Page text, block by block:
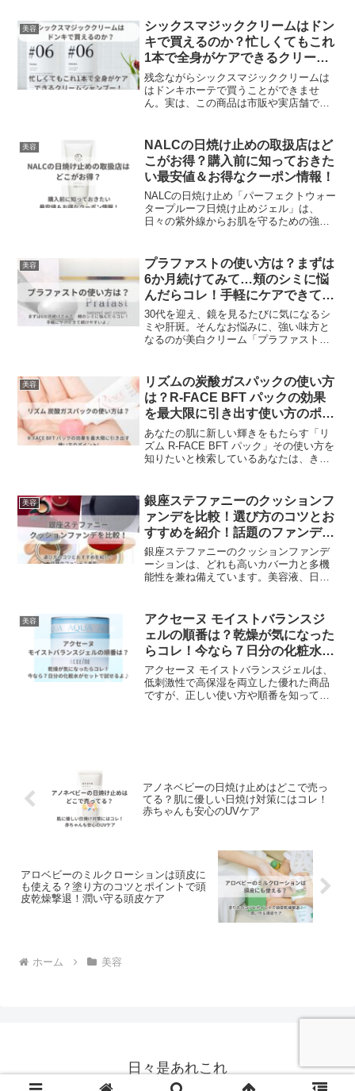
美容
シックスマジッククリームはドン
キで買えるのか？忙しくてもこれ
1本で全身がケアできるクリーム
シャンプー！
残念ながらシックスマジッククリームは
はドンキホーテで買うことができませ
ん。実は、この商品は市販や実店舗での
キホーテだけでなく、他の大型ストアや
ドラッグストアでも見つけることはでき
ません。では、どこでシックスマジック
クリームを買うことができるのでしょう
か？
美容
NALCの日焼け止めの取扱店はど
こがお得？購入前に知っておきた
い最安値＆お得なクーポン情報！
NALCの日焼け止め「パーフェクトウォー
タープルーフ日焼け止めジェル」は、
日々の紫外線からお肌を守るための強い
も、しっかりとした保護を提供します。
NALCの日焼け止め「パーフェクトウォー
タープルーフ日焼け止めジェル」は、下
記の店舗で購入することができます。バ
ラエティショップ、家電量販店、コスメ
ショップ、オンラインショップ
美容
プラファストの使い方は？まずは
6か月続けてみて…頬のシミに悩
んだらコレ！手軽にケアできて続
けやすいよ♪
30代を迎え、鏡を見るたびに気になるシ
ミや肝斑。そんなお悩みに、強い味方と
なるのが美白クリーム「プラファスト」
す。プラファストは、トラネキサム酸と
いう美白有効成分を配合。シミや肝斑の
根本原因であるメラノシスの生成を抑制
し、明るい透明感のある肌へと導きま
す。毎日のスキンケアを楽しみながら、
プラファストでシミ・肝斑のない、透明
感のある輝く肌を目指しましょう。
美容
リズムの炭酸ガスパックの使い方
は？R-FACE BFT パックの効果
を最大限に引き出す使い方のポイ
ント
あなたの肌に新しい輝きをもたらす「リ
ズム R-FACE BFT パック」その使い方を
知りたいと検索しているあなたは、きっ
ガスパックは、肌の水分と空気中の水分
に反応して炭酸ガスを発生させること
で、肌の血行を促進し、くすみやシワを
改善する効果があります。特に、リズム
のR-FACE BFTパックは、一剤式で手軽
に使えるため、忙しい日常の中でも簡単
にスペシャルケアが可能です。
美容
銀座ステファニーのクッションフ
ァンデを比較！選び方のコツとお
すすめを紹介！話題のファンデで
美肌に♪
銀座ステファニーのクッションファンデ
ーションは、どれも高いカバー力と多機
能性を兼ね備えています。美容液、日焼
果たします。その中でもアルーチェルー
チェプラス、オディリア、プラセンティ
スト、ビバブーの4種類のクッションファ
ンデを比較し、選び方のコツやどれがお
すすめのファンデなのか。またお得に購
入する方法についても紹介しています。
美容
アクセーヌ モイストバランスジ
ェルの順番は？乾燥が気になった
らコレ！今なら７日分の化粧水が
セットで試せるよ♪
アクセーヌ モイストバランスジェルは、
低刺激性で高保湿を両立した優れた商品
ですが、正しい使い方や順番を知ってお
アノネベビーの日焼け止めはどこで売っ
てる？肌に優しい日焼け対策にはコレ！
赤ちゃんも安心のUVケア
アロベビーのミルクローションは頭皮に
も使える？塗り方のコツとポイントで頭
皮乾燥撃退！潤い守る頭皮ケア
ホーム 美容
日々是あれこれ